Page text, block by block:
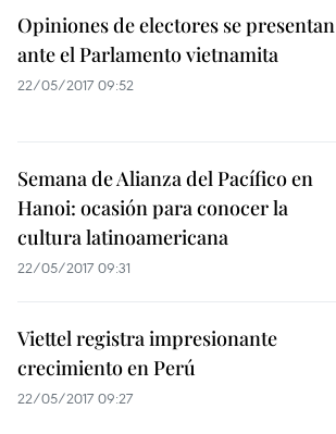
Opiniones de electores se presentan
ante el Parlamento vietnamita
22/05/2017 09:52
Semana de Alianza del Pacífico en
Hanoi: ocasión para conocer la
cultura latinoamericana
22/05/2017 09:31
Viettel registra impresionante
crecimiento en Perú
22/05/2017 09:27